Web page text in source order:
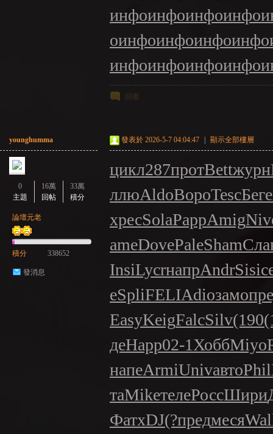
инфоинфоинфоинфо
оинфоинфоинфоинфо
инфоинфоинфоинфо
回復
younghumma
0
主題
16萬
回帖
33萬
積分
論壇元老
積分 338652
發消息
發表於 2026-5-7 04:04:47 顯示全部樓層
цикл287протBettжурн
ллюAldoВороTescБеге
хресSolaPappAmig
ameDovePaleSham
InsiLycrнапрAndrSisi
еSpliFELIAdioзамо
EasyKeigFalcSilv(190
деHapp02-1ХоббMiyo
напеArmiUnivавтоPhil
таMikeтелеРоссШири
ФатхDJ(?предмеся